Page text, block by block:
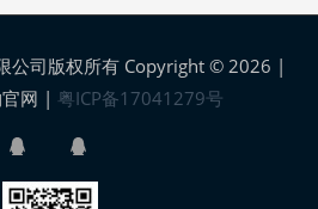
公司版权所有 Copyright © 2026 |
网 | 粤ICP备17041279号